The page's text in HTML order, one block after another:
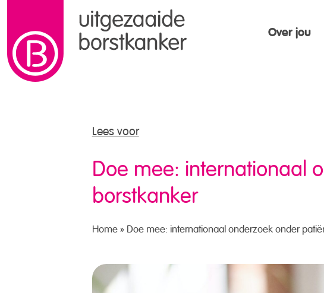
naar de inhoud
Over jou
Lees voor
Doe mee: internationaal
borstkanker
Home » Doe mee: internationaal onderzoek onder